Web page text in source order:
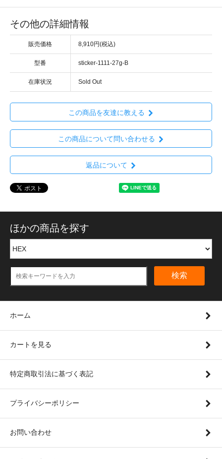
その他の詳細情報
販売価格 8,910円(税込)
型番 sticker-1111-27g-B
在庫状況 Sold Out
この商品を友達に教える
この商品について問い合わせる
返品について
ほかの商品を探す
検索
ホーム
カートを見る
特定商取引法に基づく表記
プライバシーポリシー
お問い合わせ